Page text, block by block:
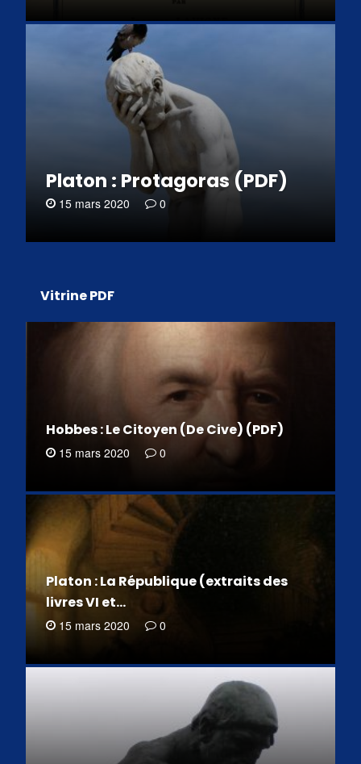
Platon : Protagoras (PDF)
15 mars 2020 0
Vitrine PDF
Hobbes : Le Citoyen (De Cive) (PDF)
15 mars 2020 0
Platon : La République (extraits des
livres VI et…
15 mars 2020 0